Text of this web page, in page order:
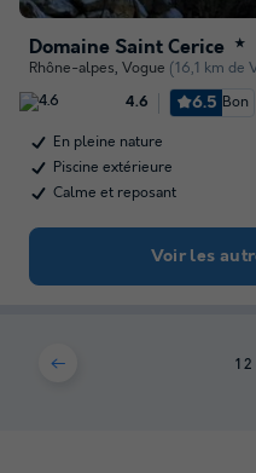
Domaine Saint Cerice ★
Rhône-alpes, Vogue (16,1 km de
4.6 6.5 Bon
En pleine nature
Piscine extérieure
Calme et reposant
Voir les
1 2